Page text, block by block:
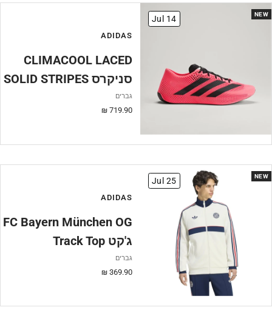
NEW
Jul 14
ADIDAS
CLIMACOOL LACED
SOLID STRIPES סניקרס
גברים
מחיר
719.90 ₪
NEW
Jul 25
ADIDAS
FC Bayern München OG
Track Top ג'קט
גברים
מחיר
369.90 ₪